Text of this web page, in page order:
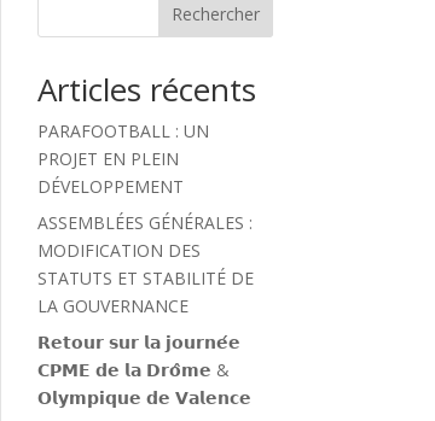
Rechercher
Articles récents
PARAFOOTBALL : UN
PROJET EN PLEIN
DÉVELOPPEMENT
ASSEMBLÉES GÉNÉRALES :
MODIFICATION DES
STATUTS ET STABILITÉ DE
LA GOUVERNANCE
𝗥𝗲𝘁𝗼𝘂𝗿 𝘀𝘂𝗿 𝗹𝗮 𝗷𝗼𝘂𝗿𝗻𝗲́𝗲
𝗖𝗣𝗠𝗘 𝗱𝗲 𝗹𝗮 𝗗𝗿𝗼̂𝗺𝗲 &
𝗢𝗹𝘆𝗺𝗽𝗶𝗾𝘂𝗲 𝗱𝗲 𝗩𝗮𝗹𝗲𝗻𝗰𝗲